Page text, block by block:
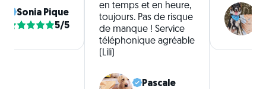
Sonia Pique
5/5
en temps et en heure,
toujours. Pas de risque
de manque ! Service
téléphonique agréable
(Lili)
Pascale